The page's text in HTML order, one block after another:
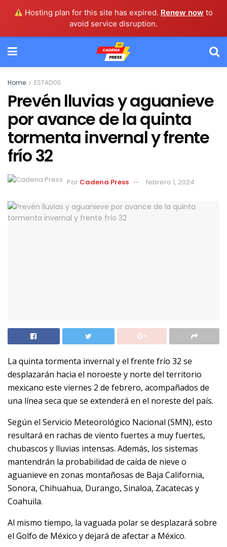
Hosting plan for this site has expired. Renew now to
avoid service disruption.
Home ESTADOS
Prevén lluvias y aguanieve
por avance de la quinta
tormenta invernal y frente
frío 32
Por Cadena Press febrero 1, 2024
La quinta tormenta invernal y el frente frío 32 se
desplazarán hacia el noroeste y norte del territorio
mexicano este viernes 2 de febrero, acompañados de
una línea seca que se extenderá en el noreste del país.
Según el Servicio Meteorológico Nacional (SMN), esto
resultará en rachas de viento fuertes a muy fuertes,
chubascos y lluvias intensas. Además, los sistemas
mantendrán la probabilidad de caída de nieve o
aguanieve en zonas montañosas de Baja California,
Sonora, Chihuahua, Durango, Sinaloa, Zacatecas y
Coahuila.
Al mismo tiempo, la vaguada polar se desplazará sobre
el Golfo de México y dejará de afectar a México.